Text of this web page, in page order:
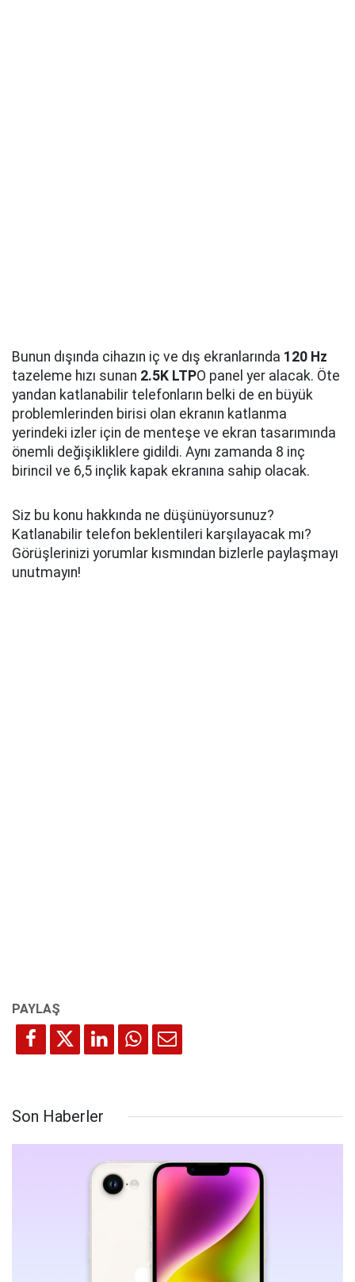
Bunun dışında cihazın iç ve dış ekranlarında 120 Hz
tazeleme hızı sunan 2.5K LTPO panel yer alacak. Öte
yandan katlanabilir telefonların belki de en büyük
problemlerinden birisi olan ekranın katlanma
yerindeki izler için de menteşe ve ekran tasarımında
önemli değişikliklere gidildi. Aynı zamanda 8 inç
birincil ve 6,5 inçlik kapak ekranına sahip olacak.
Siz bu konu hakkında ne düşünüyorsunuz?
Katlanabilir telefon beklentileri karşılayacak mı?
Görüşlerinizi yorumlar kısmından bizlerle paylaşmayı
unutmayın!
Son Haberler